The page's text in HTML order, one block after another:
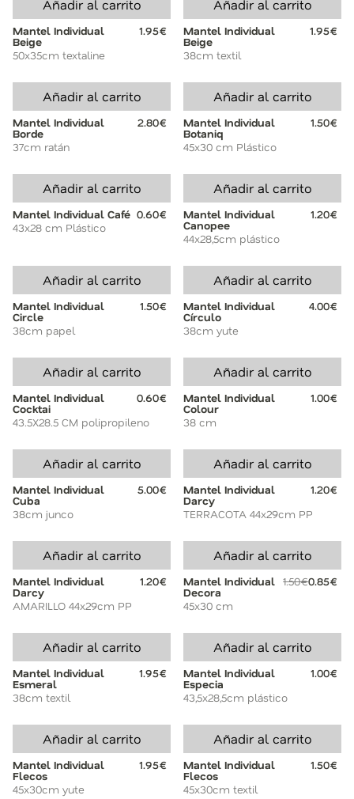
Añadir al carrito
Mantel Individual
Beige
1.95€
50x35cm textaline
Añadir al carrito
Mantel Individual
Beige
1.95€
38cm textil
Añadir al carrito
Mantel Individual
Borde
2.80€
37cm ratán
Añadir al carrito
Mantel Individual
Botaniq
1.50€
45x30 cm Plástico
Añadir al carrito
Mantel Individual Café 0.60€
43x28 cm Plástico
Añadir al carrito
Mantel Individual
Canopee
1.20€
44x28,5cm plástico
Añadir al carrito
Mantel Individual
Circle
1.50€
38cm papel
Añadir al carrito
Mantel Individual
Círculo
4.00€
38cm yute
Añadir al carrito
Mantel Individual
Cocktai
0.60€
43.5X28.5 CM polipropileno
Añadir al carrito
Mantel Individual
Colour
1.00€
38 cm
Añadir al carrito
Mantel Individual
Cuba
5.00€
38cm junco
Añadir al carrito
Mantel Individual
Darcy
1.20€
TERRACOTA 44x29cm PP
Añadir al carrito
Mantel Individual
Darcy
1.20€
AMARILLO 44x29cm PP
Añadir al carrito
Mantel Individual
Decora
1.50€0.85€
45x30 cm
Añadir al carrito
Mantel Individual
Esmeral
1.95€
38cm textil
Añadir al carrito
Mantel Individual
Especia
1.00€
43,5x28,5cm plástico
Añadir al carrito
Mantel Individual
Flecos
1.95€
45x30cm yute
Añadir al carrito
Mantel Individual
Flecos
1.50€
45x30cm textil